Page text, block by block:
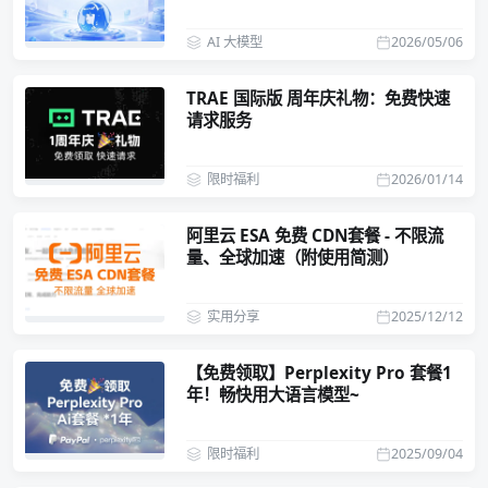
2026/05/06
AI 大模型
TRAE 国际版 周年庆礼物：免费快速
请求服务
2026/01/14
限时福利
阿里云 ESA 免费 CDN套餐 - 不限流
量、全球加速（附使用简测）
2025/12/12
实用分享
【免费领取】Perplexity Pro 套餐1
年！畅快用大语言模型~
2025/09/04
限时福利